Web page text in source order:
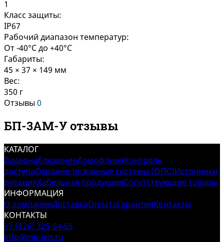
1
Класс защиты:
IP67
Рабочий диапазон температур:
От -40°C до +40°C
Габариты:
45 × 37 × 149 мм
Вес:
350 г
Отзывы0
БП-3АМ-У отзывы
КАТАЛОГ
ВидеонаблюдениеДомофонияКонтроль
доступаОхранно-пожарные системы (ОПС)Источники
питанияКабельная продукцияСопутствующие товары
ИНФОРМАЦИЯ
О компанииДоставкаОплатаГарантияКонтакты
КОНТАКТЫ
+7 (926) 325-54-65
info@mir-len.ru